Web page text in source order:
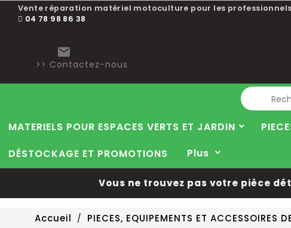
Vente réparation matériel motoculture pour les
04 78 98 86 38

>> Contactez-nous
MATERIELS POUR ESPACES VERTS ET JARDIN
DÉSTOCKAGE ET PROMOTIONS
Plus
Vous ne trouvez pas votre pièce
Accueil PIECES, EQUIPEMENTS ET ACCESSOIRES